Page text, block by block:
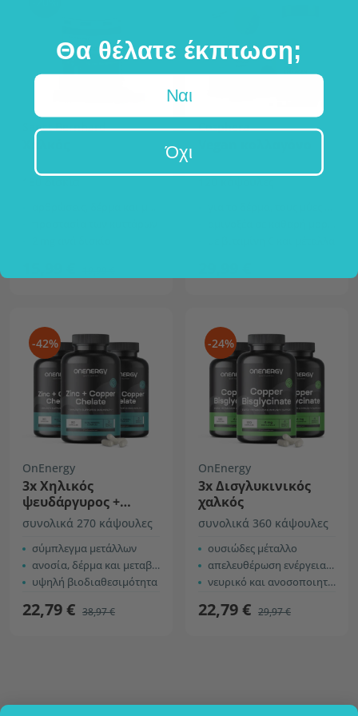
Sanct Bernhard Cosphera
-42%
OnEnergy
3x Χηλικός
ψευδάργυρος +
χαλκός
συνολικά 270 κάψουλες
σύμπλεγμα μετάλλων
ανοσία, δέρμα και μεταβολισμός
υψηλή βιοδιαθεσιμότητα
22,79 € 38,97 €
-24%
OnEnergy
3x Δισγλυκινικός
χαλκός
συνολικά 360 κάψουλες
ουσιώδες μέταλλο
απελευθέρωση ενέργειας στον μεταβολισμό
νευρικό και ανοσοποιητικό σύστημα
22,79 € 29,97 €
Θα θέλατε έκπτωση;
Ναι
Όχι